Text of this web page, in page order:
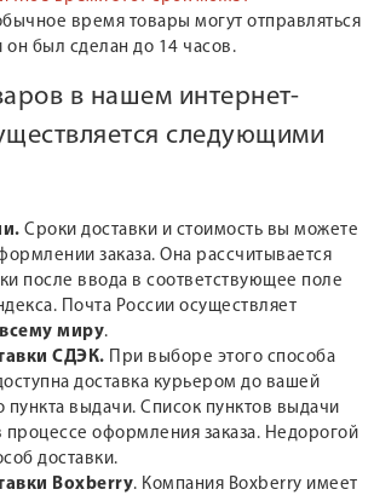
время товары могут отправляться
он был сделан до 14 часов.
в нашем интернет-
следующими
Сроки доставки и стоимость вы можете
заказа. Она рассчитывается
после ввода в соответствующее поле
Почта России осуществляет
миру.
СДЭК. При выборе этого способа
доставка курьером до вашей
пункта выдачи. Список пунктов выдачи
процессе оформления заказа. Недорогой
доставки.
Boxberry. Компания Boxberry имеет